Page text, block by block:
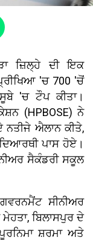
ਜ਼ਿਲ੍ਹੇ ਦੀ ਇਕ
'ਚ 700 'ਚੋਂ
'ਚ ਟੌਪ ਕੀਤਾ।
(HPBOSE) ਨੇ
ਨਤੀਜੇ ਐਲਾਨ ਕੀਤੇ,
ਪਾਸ ਹੋਏ।
ਸੈਕੰਡਰੀ ਸਕੂਲ
ਸੀਨੀਅਰ
ਬਿਲਾਸਪੁਰ ਦੇ
ਸ਼ਰਮਾ ਅਤੇ